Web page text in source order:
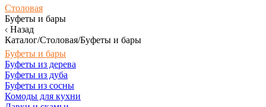
Столовая
Буфеты и бары
Назад
Каталог/Столовая/Буфеты и бары
Буфеты и бары
Буфеты из дерева
Буфеты из дуба
Буфеты из сосны
Комоды для кухни